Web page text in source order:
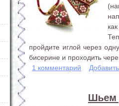
пройдите иглой через
бисерине и проходить
1 комментарий
Шьем